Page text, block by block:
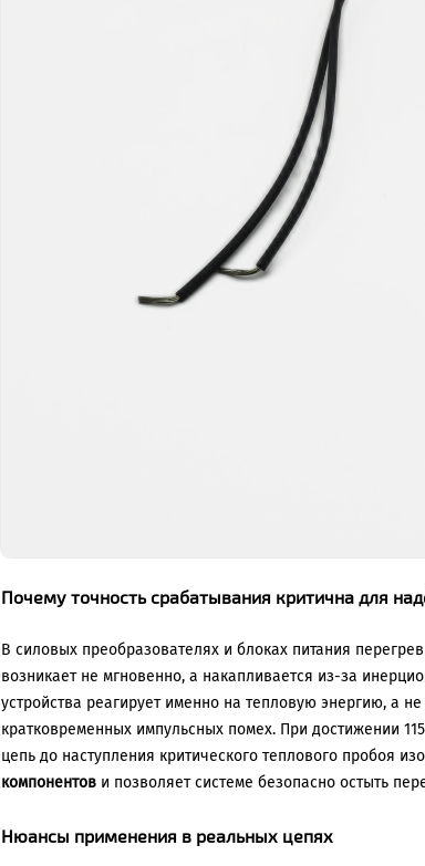
Почему точность срабатывания критична для
В силовых преобразователях и блоках питания
возникает не мгновенно, а накапливается из-за
устройства реагирует именно на тепловую энергию, а
кратковременных импульсных помех. При достижении
цепь до наступления критического теплового пробоя
компонентов и позволяет системе безопасно остыть
Нюансы применения в реальных цепях